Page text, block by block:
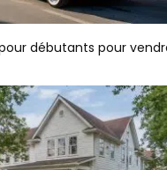
débutants pour